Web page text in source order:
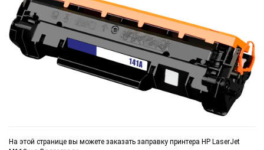
На этой странице вы можете заказать заправку принтера HP LaserJet